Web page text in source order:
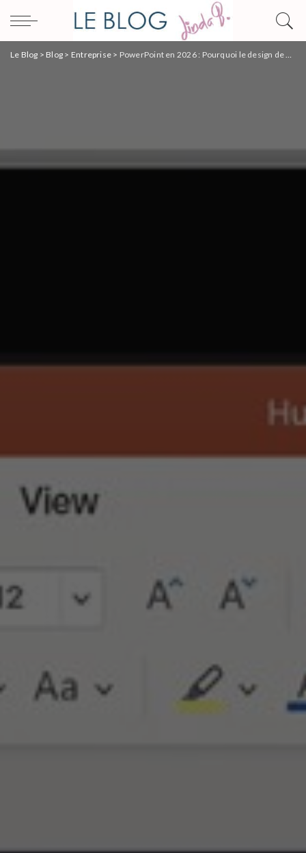
Le Blog > Blog > Entreprise > PowerPoint en 2026 : Pourquoi le design de vos supports est devenu votre meilleur levier de croissance